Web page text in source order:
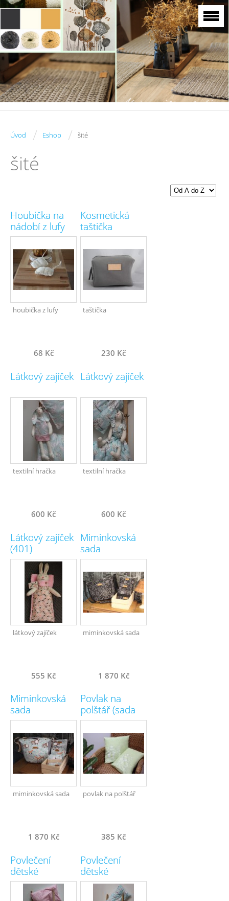
Úvod / Eshop / šité
šité
Houbička na
nádobí z lufy
houbička z lufy
68 Kč
Kosmetická
taštička
taštička
230 Kč
Látkový zajíček
textilní hračka
600 Kč
Látkový zajíček
textilní hračka
600 Kč
Látkový zajíček
(401)
látkový zajíček
555 Kč
Miminkovská
sada
miminkovská sada
1 870 Kč
Miminkovská
sada
miminkovská sada
1 870 Kč
Povlak na
polštář (sada
2ks) (200)
povlak na polštář
385 Kč
Povlečení
dětské
Povlečení
dětské